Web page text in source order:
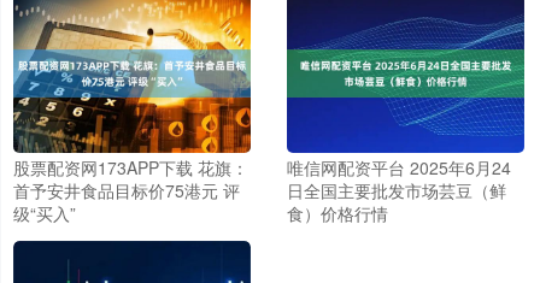
股票配资网173APP下载 花旗：
首予安井食品目标价75港元 评
级“买入”
唯信网配资平台 2025年6月24
日全国主要批发市场芸豆（鲜
食）价格行情